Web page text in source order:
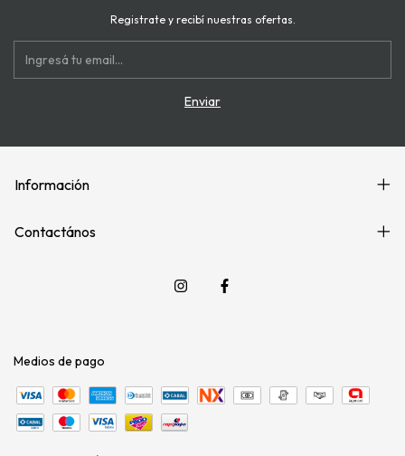
Registrate y recibí nuestras ofertas.
Información
Contactános
Medios de pago